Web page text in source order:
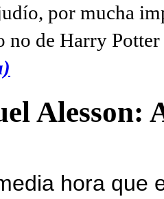
por mucha
no de Harry
Alesson:
hora que